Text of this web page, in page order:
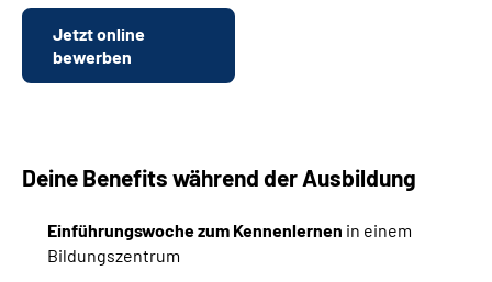
Über Uns
Leichte Sprache
Suche
Jetzt online
bewerben
Deine Benefits während der Ausbildung
Einführungswoche zum Kennenlernen in einem
Bildungszentrum